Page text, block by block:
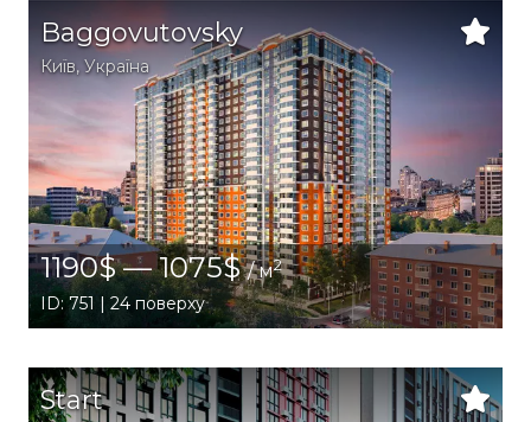
Baggovutovsky
Київ, Україна
1190$ — 1075$/ м2
ID: 751 | 24 поверху
Start